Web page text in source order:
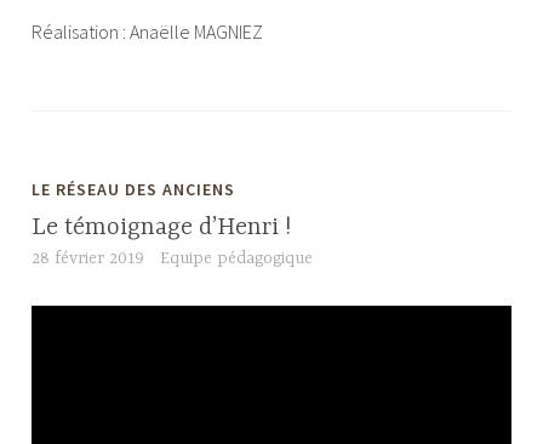
Réalisation : Anaëlle MAGNIEZ
LE RÉSEAU DES ANCIENS
Le témoignage d’Henri !
28 février 2019 Equipe pédagogique